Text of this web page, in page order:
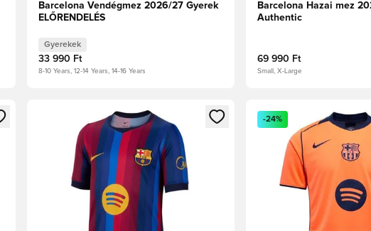
Barcelona Vendégmez 2026/27 Gyerek
ELŐRENDELÉS
Gyerekek
33 990 Ft
8-10 Years, 12-14 Years, 14-16 Years
Barcelona Hazai mez
Authentic
69 990 Ft
Small, X-Large
vagy a tagként való regisztrációhoz
Megnyit egy modált a bejelentkezéshez vagy a tagként való
Megnyit egy modált a
-24%